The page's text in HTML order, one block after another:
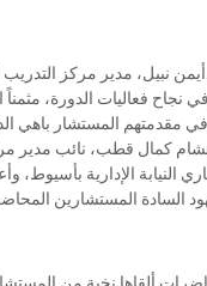
نبيل، مدير مركز
فعاليات الدورة، مثمناً
مقدمتهم المستشار باهي
هشام كمال قطب، نائب مدير
الإدارية بأسيوط،
السادة المستشارين